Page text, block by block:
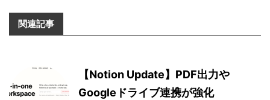
関連記事
【Notion Update】PDF出力や
Googleドライブ連携が強化